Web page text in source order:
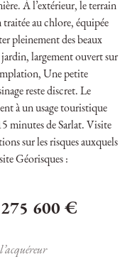
À l’extérieur, le terrain
au chlore, équipée
pleinement des beaux
jardin, largement ouvert sur
Une petite
reste discret. Le
à un usage touristique
minutes de Sarlat. Visite
sur les risques auxquels
Géorisques :
600 €